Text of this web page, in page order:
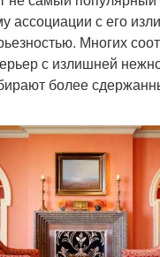
ассоциации с его
Многих
с излишней
более